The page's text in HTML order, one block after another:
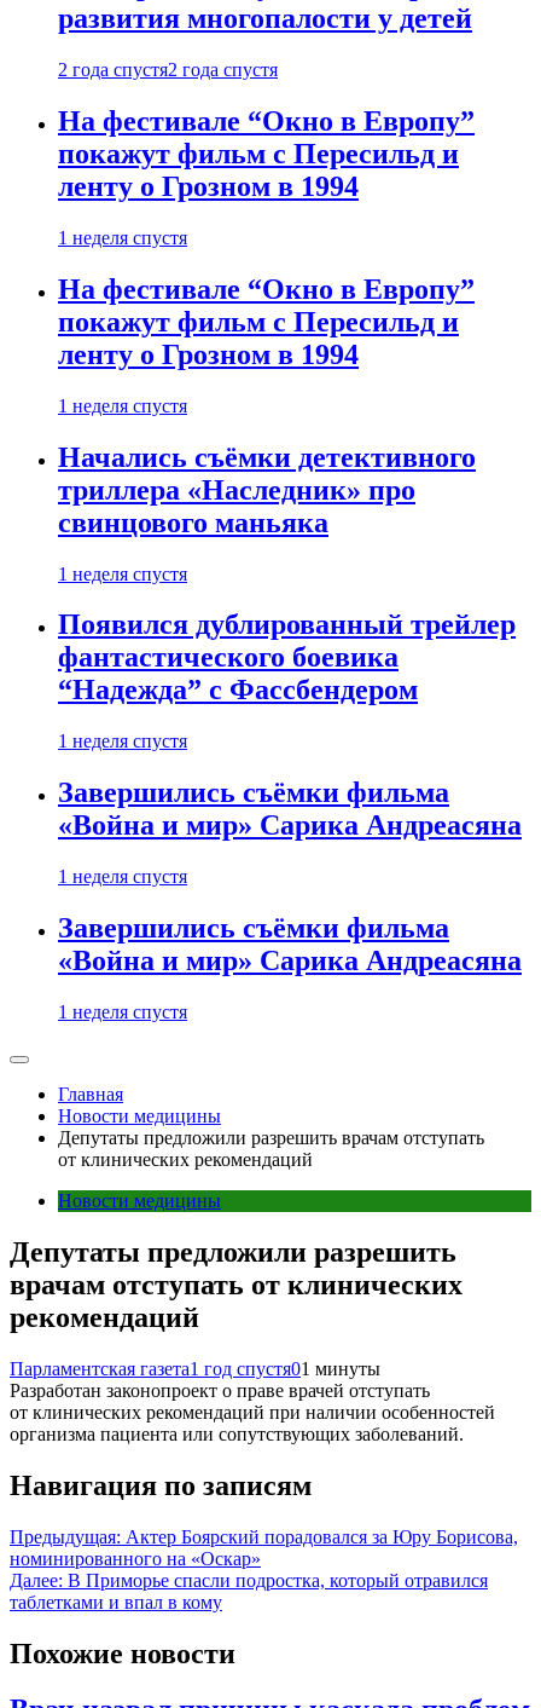
развития многопалости у детей
2 года спустя2 года спустя
На фестивале “Окно в Европу”
покажут фильм с Пересильд и
ленту о Грозном в 1994
1 неделя спустя
На фестивале “Окно в Европу”
покажут фильм с Пересильд и
ленту о Грозном в 1994
1 неделя спустя
Начались съёмки детективного
триллера «Наследник» про
свинцового маньяка
1 неделя спустя
Появился дублированный трейлер
фантастического боевика
“Надежда” с Фассбендером
1 неделя спустя
Завершились съёмки фильма
«Война и мир» Сарика Андреасяна
1 неделя спустя
Завершились съёмки фильма
«Война и мир» Сарика Андреасяна
1 неделя спустя
Главная
Новости медицины
Депутаты предложили разрешить врачам отступать
от клинических рекомендаций
Новости медицины
Депутаты предложили разрешить
врачам отступать от клинических
рекомендаций
Парламентская газета1 год спустя01 минуты
Разработан законопроект о праве врачей отступать
от клинических рекомендаций при наличии особенностей
организма пациента или сопутствующих заболеваний.
Навигация по записям
Предыдущая: Актер Боярский порадовался за Юру Борисова,
номинированного на «Оскар»
Далее: В Приморье спасли подростка, который отравился
таблетками и впал в кому
Похожие новости